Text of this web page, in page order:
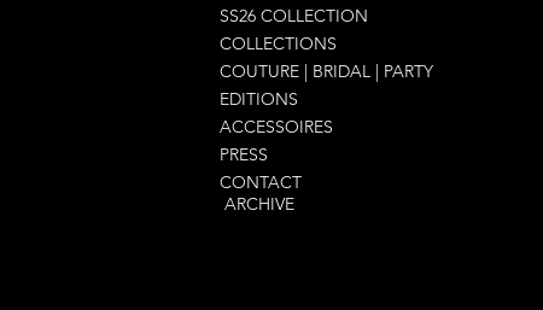
SS26 COLLECTION
COLLECTIONS
COUTURE | BRIDAL | PARTY
EDITIONS
ACCESSOIRES
PRESS
CONTACT
ARCHIVE